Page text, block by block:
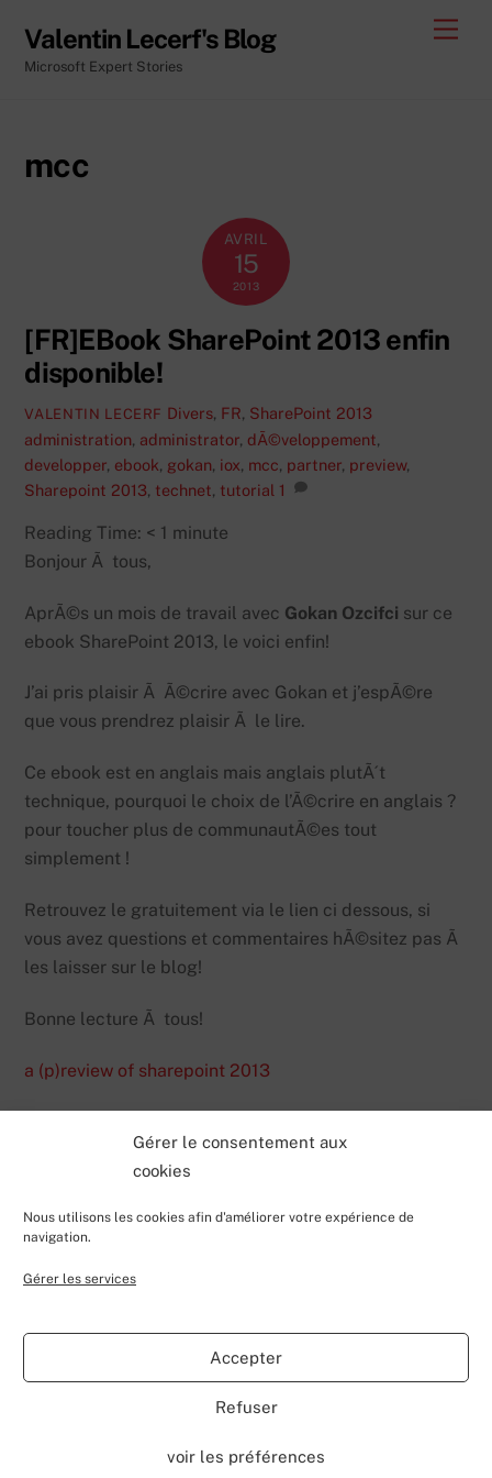
Gérer le consentement aux
cookies
Nous utilisons les cookies afin d'améliorer votre expérience de
navigation.
Gérer les services
Accepter
Refuser
voir les préférences
content
Valentin Lecerf's Blog
Microsoft Expert Stories
mcc
AVRIL
15
2013
[FR]EBook SharePoint 2013 enfin
disponible!
VALENTIN LECERF Divers, FR, SharePoint 2013
administration, administrator, dÃ©veloppement,
developper, ebook, gokan, iox, mcc, partner, preview,
Sharepoint 2013, technet, tutorial 1
Reading Time: < 1 minute
Bonjour Ã tous,
AprÃ©s un mois de travail avec Gokan Ozcifci sur ce
ebook SharePoint 2013, le voici enfin!
J’ai pris plaisir Ã Ã©crire avec Gokan et j’espÃ©re
que vous prendrez plaisir Ã le lire.
Ce ebook est en anglais mais anglais plutÃ´t
technique, pourquoi le choix de l’Ã©crire en anglais ?
pour toucher plus de communautÃ©es tout
simplement !
Retrouvez le gratuitement via le lien ci dessous, si
vous avez questions et commentaires hÃ©sitez pas Ã
les laisser sur le blog!
Bonne lecture Ã tous!
a (p)review of sharepoint 2013
To
Top
Valentin Lecerf's Blog
Home Blog Contributions My Projects
Contact
Valentin Lecerf's Blog2026